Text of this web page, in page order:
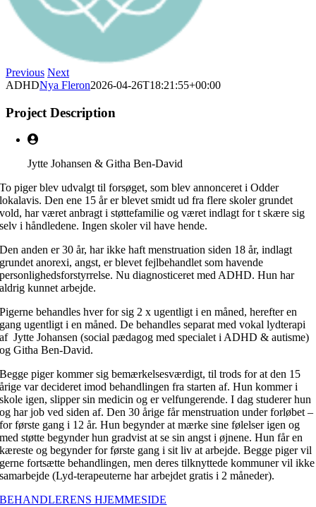
Previous Next
ADHDNya Fleron2026-04-26T18:21:55+00:00
Project Description
Jytte Johansen & Githa Ben-David
To piger blev udvalgt til forsøget, som blev annonceret i Odder
lokalavis. Den ene 15 år er blevet smidt ud fra flere skoler grundet
vold, har været anbragt i støttefamilie og været indlagt for t skære sig
selv i håndledene. Ingen skoler vil have hende.
Den anden er 30 år, har ikke haft menstruation siden 18 år, indlagt
grundet anorexi, angst, er blevet fejlbehandlet som havende
personlighedsforstyrrelse. Nu diagnosticeret med ADHD. Hun har
aldrig kunnet arbejde.
Pigerne behandles hver for sig 2 x ugentligt i en måned, herefter en
gang ugentligt i en måned. De behandles separat med vokal lydterapi
af Jytte Johansen (social pædagog med specialet i ADHD & autisme)
og Githa Ben-David.
Begge piger kommer sig bemærkelsesværdigt, til trods for at den 15
årige var decideret imod behandlingen fra starten af. Hun kommer i
skole igen, slipper sin medicin og er velfungerende. I dag studerer hun
og har job ved siden af. Den 30 årige får menstruation under forløbet –
for første gang i 12 år. Hun begynder at mærke sine følelser igen og
med støtte begynder hun gradvist at se sin angst i øjnene. Hun får en
kæreste og begynder for første gang i sit liv at arbejde. Begge piger vil
gerne fortsætte behandlingen, men deres tilknyttede kommuner vil ikke
samarbejde (Lyd-terapeuterne har arbejdet gratis i 2 måneder).
BEHANDLERENS HJEMMESIDE